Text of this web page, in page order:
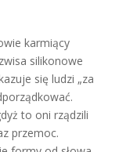
karmiący
silikonowe
się ludzi „za
to oni rządzili
przemoc.